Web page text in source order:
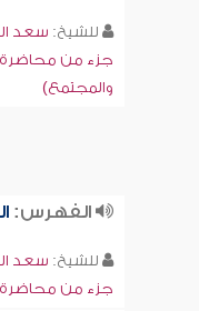
للشيخ: سعد
جزء من محاضرة
والمجتمع)
الفهرس:
للشيخ: سعد
جزء من محاضرة (